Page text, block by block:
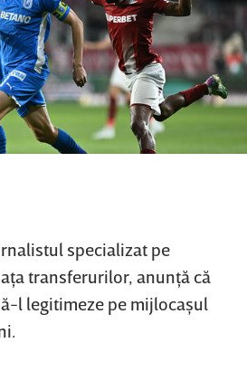
specializat pe
transferurilor, anunţă că
l legitimeze pe mijlocaşul